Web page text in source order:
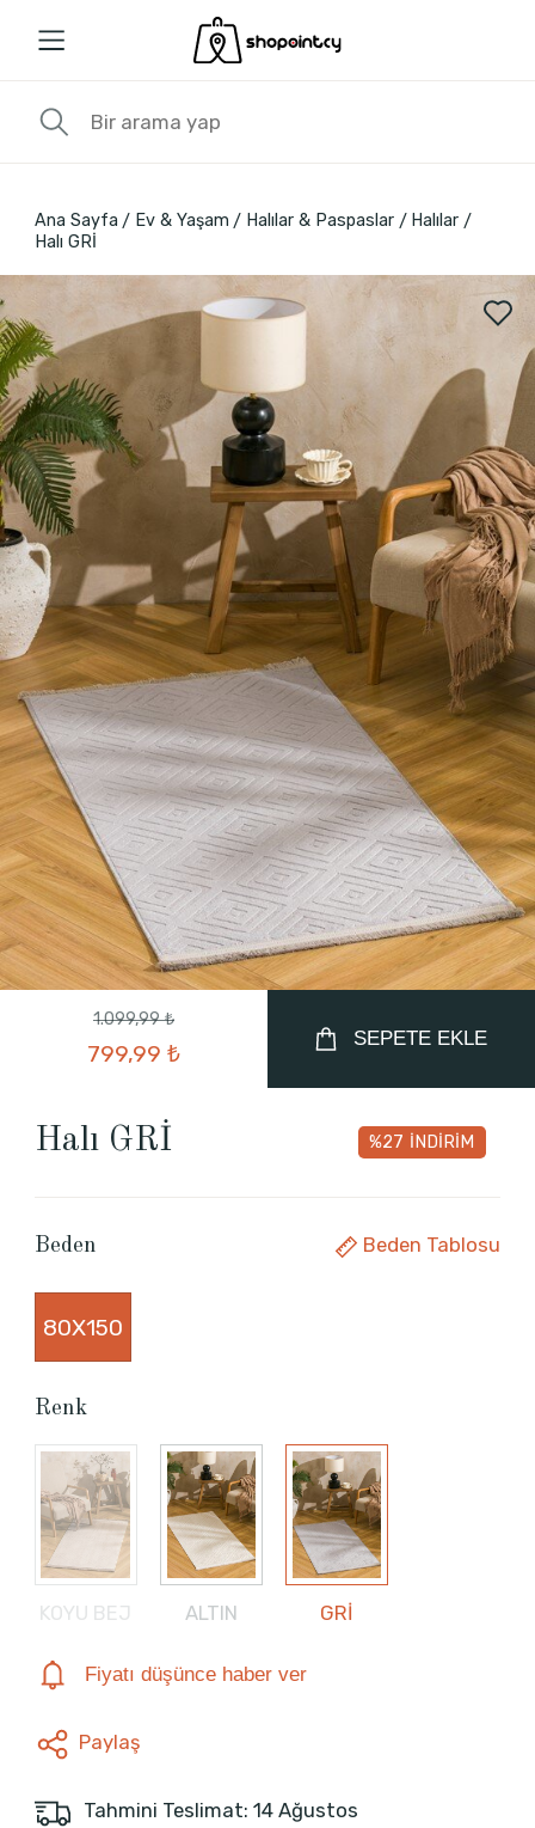
Ana Sayfa Ev & Yaşam Halılar & Paspaslar
Halılar
Halı GRİ
1.099,99 ₺
799,99 ₺
SEPETE EKLE
Halı GRİ %27 İNDİRİM
Beden Beden Tablosu
80X150
Renk
KOYU BEJ ALTIN GRİ
Fiyatı düşünce haber ver
Paylaş
Tahmini Teslimat: 14 Ağustos